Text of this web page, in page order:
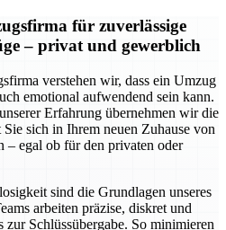
für zuverlässige
– privat und gewerblich
verstehen wir, dass ein Umzug
emotional aufwendend sein kann.
Erfahrung übernehmen wir die
sich in Ihrem neuen Zuhause von
egal ob für den privaten oder
sind die Grundlagen unseres
arbeiten präzise, diskret und
Schlüssübergabe. So minimieren